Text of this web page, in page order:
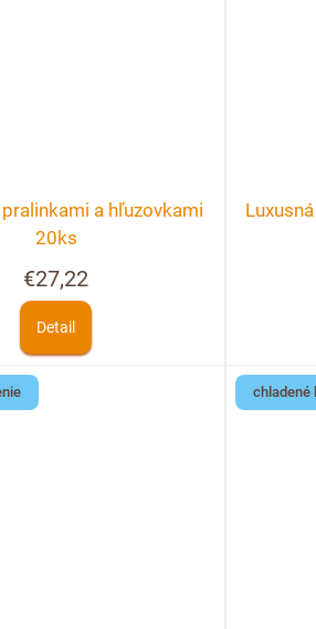
a hľuzovkami
20ks
€27,22
Detail
chladené